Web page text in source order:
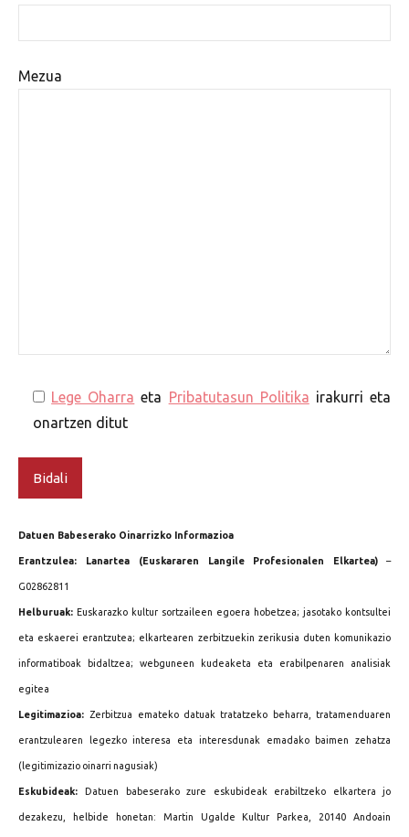
Mezua
Lege Oharra eta Pribatutasun Politika irakurri eta
onartzen ditut
Datuen Babeserako Oinarrizko Informazioa
Erantzulea: Lanartea(Euskararen Langile Profesionalen Elkartea) –
G02862811
Helburuak: Euskarazko kultur sortzaileen egoera hobetzea; jasotako kontsultei
eta eskaerei erantzutea; elkartearen zerbitzuekin zerikusia duten komunikazio
informatiboak bidaltzea; webguneen kudeaketa eta erabilpenaren analisiak
egitea
Legitimazioa: Zerbitzua emateko datuak tratatzeko beharra, tratamenduaren
erantzulearen legezko interesa eta interesdunak emadako baimen zehatza
(legitimizazio oinarri nagusiak)
Eskubideak: Datuen babeserako zure eskubideak erabiltzeko elkartera jo
dezakezu, helbide honetan: Martin Ugalde Kultur Parkea, 20140 Andoain